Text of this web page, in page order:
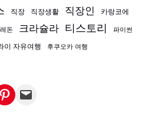
직장 직장생활 직장인 카랑코에
돈 크라슐라 티스토리 파이썬
이 자유여행 후쿠오카 여행